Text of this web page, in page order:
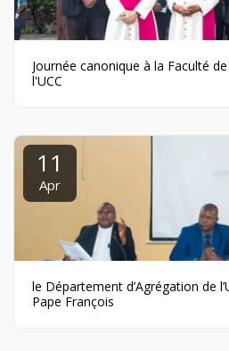
Journée canonique à la Faculté de Droit Canonique de
l'UCC
11
Apr
le Département d’Agrégation de
Pape François